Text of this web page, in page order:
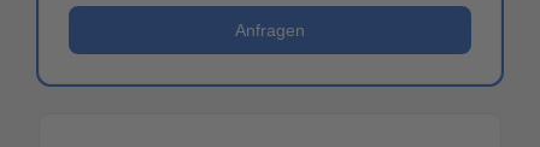
Anfragen